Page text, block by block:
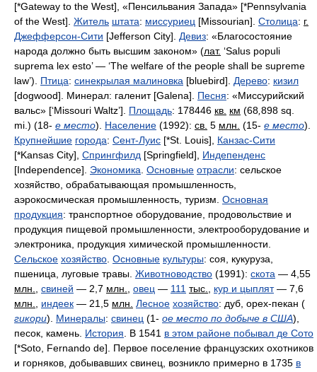
[*Gateway to the West], «Пенсильвания Запада» [*Pennsylvania
of the West]. Житель штата: миссуриец [Missourian]. Столица: г.
Джефферсон-Сити [Jefferson City]. Девиз: «Благосостояние
народа должно быть высшим законом» (лат. ‘Salus populi
suprema lex esto’— ‘The welfare of the people shall be supreme
law’). Птица: синекрылая малиновка [bluebird]. Дерево: кизил
[dogwood]. Минерал: галенит[Galena]. Песня: «Миссурийский
вальс» [‘Missouri Waltz’]. Площадь: 178446 кв. км (68 898 sq.
mi. ) (18- е место). Население (1992): св. 5 млн. (15- е место).
Крупнейшие города: Сент-Луис [*St. Louis], Канзас-Сити
[*Kansas City], Спрингфилд [Springfield], Индепенденс
[Independence]. Экономика Основные отрасли: сельское
хозяйство, обрабатывающая промышленность,
аэрокосмическая промышленность, туризм Основная
продукция: транспортное оборудование, продовольствие и
продукция пищевой промышленности, электрооборудование и
электроника, продукция химической промышленности
Сельское хозяйство Основные культуры: соя, кукуруза,
пшеница, луговые травы Животноводство (1991): скота — 4,55
млн.
свиней — 2,7 млн. овец — 111 тыс. кур и цыплят— 7,6
млн.
индеек — 21,5 млн. Лесное хозяйство: дуб, орех-пекан (
гикори). Минералы: свинец (1- ое место по добыче в США),
песок, камень История В 1541 в этом районе побывал де Сото
[*Soto, Fernando de]. Первое поселение французских охотников
и горняков, добывавших свинец, возникло примерно в 1735 в